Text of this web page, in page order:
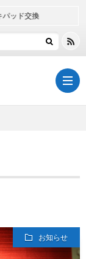
AdlaS
ク
AE-
お知らせ